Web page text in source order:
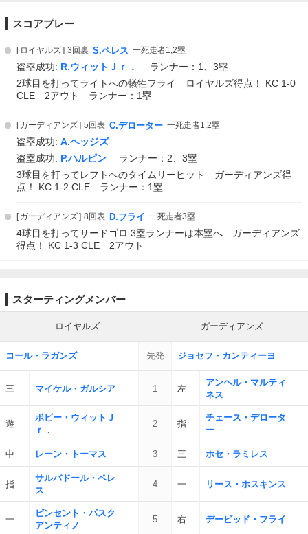
スコアプレー
ロイヤルズ 3回裏 S.ペレス 一死走者1,2塁
盗塁成功: R.ウィットＪｒ．
ランナー：1、3塁
2球目を打ってライトへの犠牲フライ ロイヤルズ得点！ KC 1-0
CLE 2アウト ランナー：1塁
ガーディアンズ 5回表 C.デローター 一死走者1,2塁
盗塁成功: A.ヘッジズ
盗塁成功: P.ハルピン ランナー：2、3塁
3球目を打ってレフトへのタイムリーヒット ガーディアンズ得
点！ KC 1-2 CLE ランナー：1塁
ガーディアンズ 8回表 D.フライ 一死走者3塁
4球目を打ってサードゴロ 3塁ランナーは本塁へ ガーディアンズ
得点！ KC 1-3 CLE 2アウト
スターティングメンバー
ロイヤルズ ガーディアンズ
コール・ラガンズ 先発 ジョセフ・カンティーヨ
三 マイケル・ガルシア 1 左
アンヘル・マルティ
ネス
遊
ボビー・ウィットＪ
ｒ．
2 指
チェース・デロータ
ー
中 レーン・トーマス 3 三 ホセ・ラミレス
指
サルバドール・ペレ
ス
4 一 リース・ホスキンス
一
ビンセント・パスク
アンティノ
5 右 デービッド・フライ